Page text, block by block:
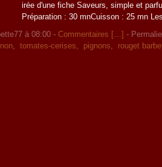
irée d'une fiche Saveurs, simple et
Préparation : 30 mnCuisson : 25 mn
à 08:00 -Commentaires […] -
,tomates-cerises, pignons, rouget